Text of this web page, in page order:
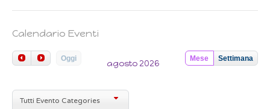
Calendario Eventi
Oggi Mese Settimana
agosto 2026
Tutti Evento Categories